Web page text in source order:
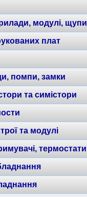
модулі, щупи
плат
помпи, замки
та симістори
та модулі
термостати